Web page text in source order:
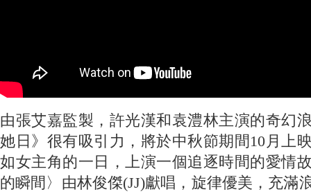
由張艾嘉監製，許光漢和袁澧林主演的奇幻
她日》很有吸引力，將於中秋節期間10月上
如女主角的一日，上演一個追逐時間的愛情
的瞬間〉由林俊傑(JJ)獻唱，旋律優美，充滿